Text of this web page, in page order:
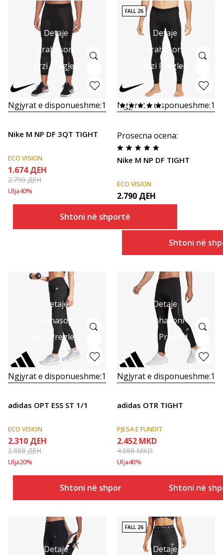
Detaje
Krahasoni
Brzi Pregled
Ngjyrat e disponueshme:1
Nike M NP DF 3QT TIGHT
ECO VISION
1.674 ДЕН
2.790ДЕН
Ulja40%
Shtoni në shportë
Detaje
Krahasoni
Brzi Pregled
FALL 26
Ngjyrat e disponueshme:1
Prosecna ocena:
Nike M NP DF TIGHT
ECO VISION
2.790 ДЕН
Shtoni në
Detaje
Krahasoni
Brzi Pregled
Ngjyrat e disponueshme:1
adidas OPT ESS ST 1/1
ECO VISION
2.310 ДЕН
2.888ДЕН
Ulja20%
Shtoni në shportë
Detaje
Krahasoni
Brzi Pregled
Ngjyrat e disponueshme:1
adidas OTR TIGHT
PJESA E FUNDIT
2.452 MKD
4.088MKD
Ulja40%
Shtoni në
Detaje
Detaje
FALL 26